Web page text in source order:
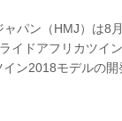
パン（HMJ）は8
イドアフリカツイ
ン2018モデルの